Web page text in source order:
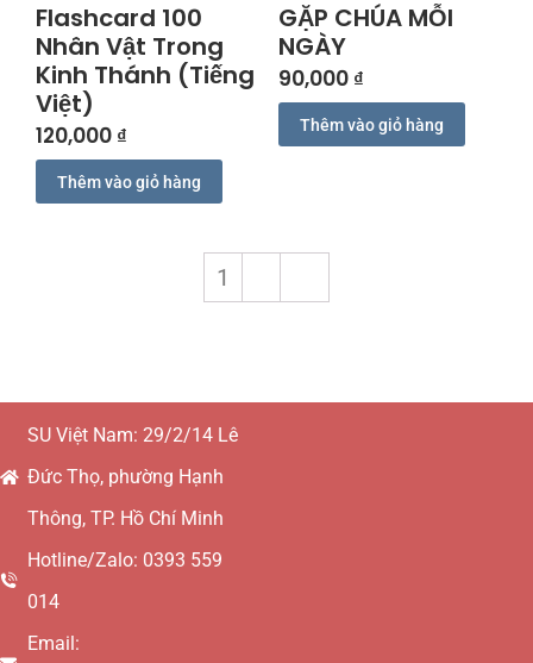
Flashcard 100
Nhân Vật Trong
Kinh Thánh (Tiếng
Việt)
120,000 ₫
Thêm vào giỏ hàng
GẶP CHÚA MỖI
NGÀY
90,000 ₫
Thêm vào giỏ hàng
1
SU Việt Nam: 29/2/14 Lê
Đức Thọ, phường Hạnh
Thông, TP. Hồ Chí Minh
Hotline/Zalo: 0393 559
014
Email: